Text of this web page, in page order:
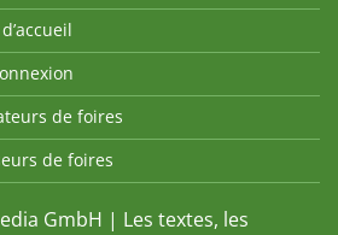
de foires
de foires
GmbH | Les textes, les